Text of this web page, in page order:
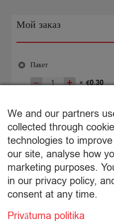
Мой заказ
Пакет
−
Количество
Пакет
+ × €0,30
Подытог: €0,30
Просмотр
We and our partners
collected through
technologies to
our site, analyse how
marketing purposes.
in our privacy policy,
consent at any time.
Privātuma politika